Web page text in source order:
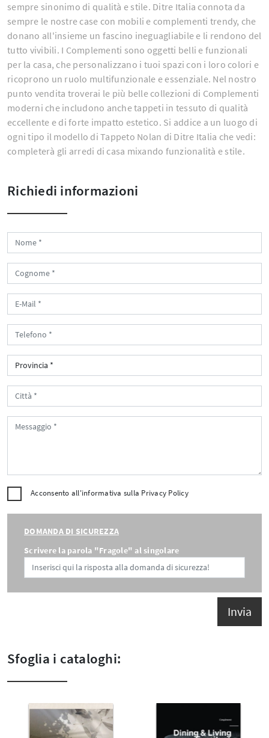
sempre sinonimo di qualità e stile. Ditre Italia connota da
sempre le nostre case con mobili e complementi trendy, che
donano all'insieme un fascino ineguagliabile e li rendono del
tutto vivibili. I Complementi sono oggetti belli e funzionali
per la casa, che personalizzano i tuoi spazi con i loro colori e
ricoprono un ruolo multifunzionale e essenziale. Nel nostro
punto vendita troverai le più belle collezioni di Complementi
moderni che includono anche tappeti in tessuto di qualità
eccellente e di forte impatto estetico. Si addice a un luogo di
ogni tipo il modello di Tappeto Nolan di Ditre Italia che vedi:
completerà gli arredi di casa mixando funzionalità e stile.
Richiedi informazioni
Acconsento all'informativa sulla Privacy Policy
DOMANDA DI SICUREZZA
Scrivere la parola "Fragole" al singolare
Invia
Sfoglia i cataloghi: